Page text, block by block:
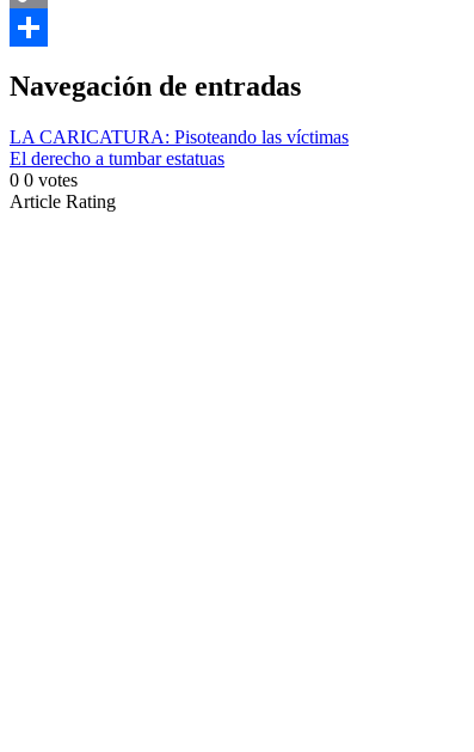
Copy
Navegación de entradas
LA CARICATURA: Pisoteando las víctimas
El derecho a tumbar estatuas
0 0 votes
Article Rating